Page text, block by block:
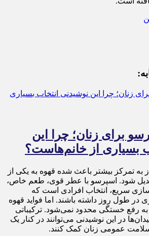
برای زنان؛ چرا این
بسیاری از خانم‌هاست؟
به تمرکز بیشتر باعث شده قهوه به یکی از
شود. اسپرسو با عطر قوی، طعم خاص،
سریع، انتخاب افرادی است که
در طول روز داشته باشند. اما فواید قهوه
به رفع خستگی محدود نمی‌شود. ترکیباتی
در این نوشیدنی می‌توانند در کنار یک
عمومی زنان کمک کنند.